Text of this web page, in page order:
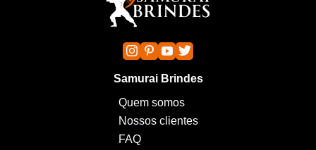
Samurai Brindes
Quem somos
Nossos clientes
FAQ